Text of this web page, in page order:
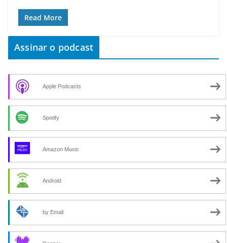
Read More
Assinar o podcast
Apple Podcasts
Spotify
Amazon Music
Android
by Email